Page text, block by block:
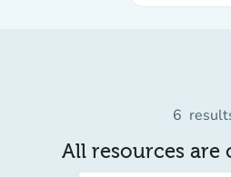
6
All resources are